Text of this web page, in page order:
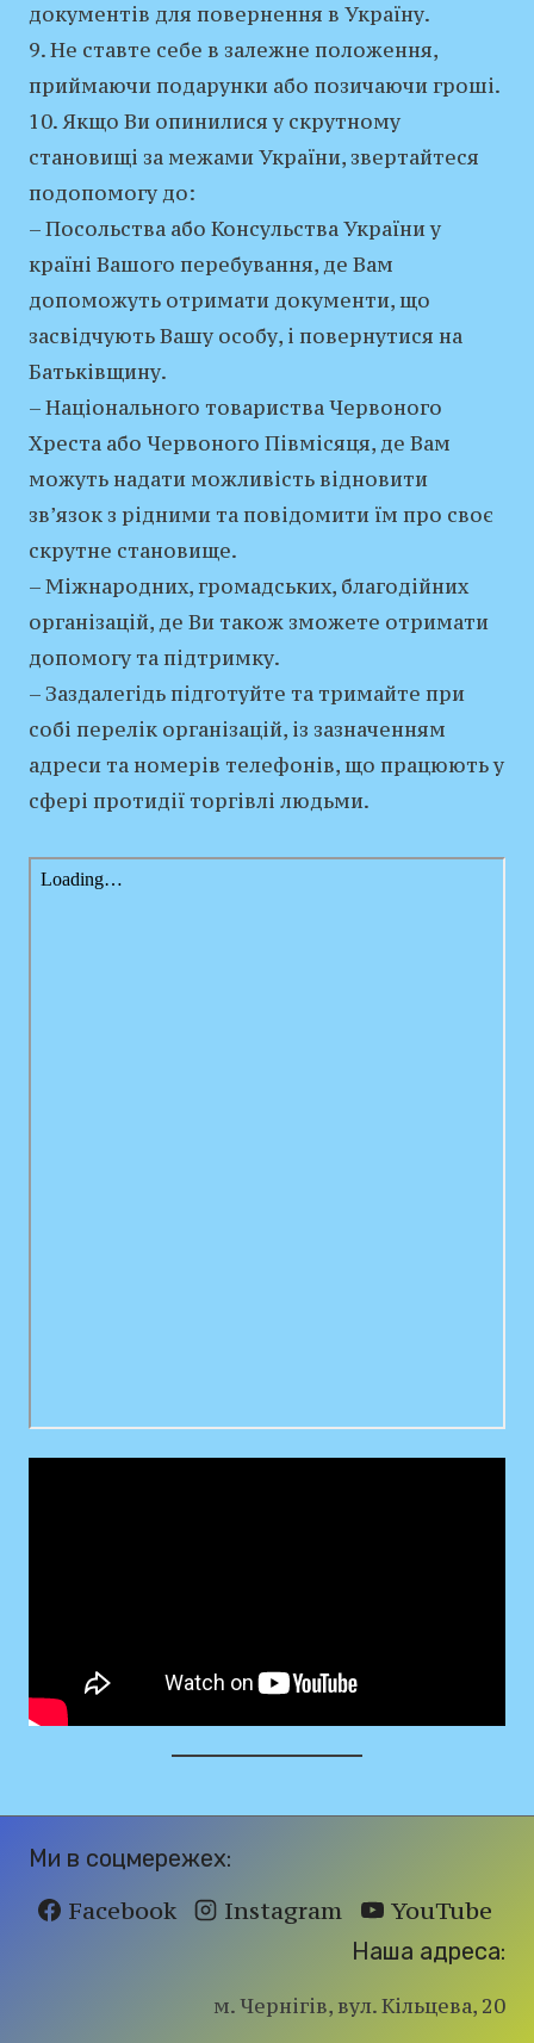
документів для повернення в Україну.
9. Не ставте себе в залежне положення,
приймаючи подарунки або позичаючи гроші.
10. Якщо Ви опинилися у скрутному
становищі за межами України, звертайтеся
подопомогу до:
– Посольства або Консульства України у
країні Вашого перебування, де Вам
допоможуть отримати документи, що
засвідчують Вашу особу, і повернутися на
Батьківщину.
– Національного товариства Червоного
Хреста або Червоного Півмісяця, де Вам
можуть надати можливість відновити
зв’язок з рідними та повідомити їм про своє
скрутне становище.
– Міжнародних, громадських, благодійних
організацій, де Ви також зможете отримати
допомогу та підтримку.
– Заздалегідь підготуйте та тримайте при
собі перелік організацій, із зазначенням
адреси та номерів телефонів, що працюють у
сфері протидії торгівлі людьми.
Ми в соцмережех:
Facebook Instagram YouTube
Наша адреса:
м. Чернігів, вул. Кільцева, 20